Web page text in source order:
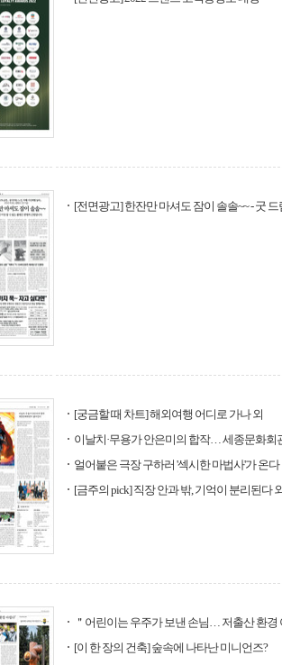
[전면광고] 한잔만 마셔도 잠이 솔솔~~ - 굿 드
[궁금할 때 차트] 해외여행 어디로 가나 외
이날치·무용가 안은미의 합작… 세종문화회
얼어붙은 극장 구하러 '섹시한 마법사'가 온다
[금주의 pick] 직장 안과 밖, 기억이 분리된다
＂어린이는 우주가 보낸 손님… 저출산 환경
[이 한 장의 건축] 숲속에 나타난 미니언즈?